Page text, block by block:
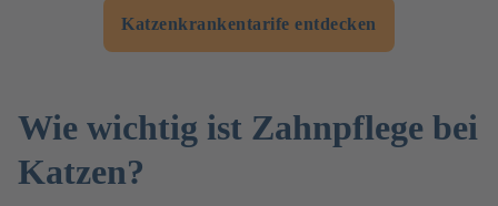
Katzenkrankentarife entdecken
Wie wichtig ist Zahnpflege bei
Katzen?